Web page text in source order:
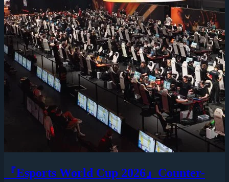
『Esports World Cup 2026』Counter-